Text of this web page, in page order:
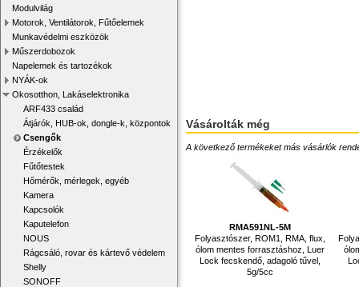
Modulvilág
Motorok, Ventilátorok, Fűtőelemek
Munkavédelmi eszközök
Műszerdobozok
Napelemek és tartozékok
NYÁK-ok
Okosotthon, Lakáselektronika
ARF433 család
Átjárók, HUB-ok, dongle-k, központok
Csengők
Érzékelők
Fűtőtestek
Hőmérők, mérlegek, egyéb
Kamera
Kapcsolók
Kaputelefon
NOUS
Rágcsáló, rovar és kártevő védelem
Shelly
SONOFF
Vásárolták még
A következő termékeket más vásárlók
RMA591NL-5M
Folyasztószer, ROM1, RMA, flux,
ólom mentes forrasztáshoz, Luer
Lock fecskendő, adagoló tűvel,
5g/5cc